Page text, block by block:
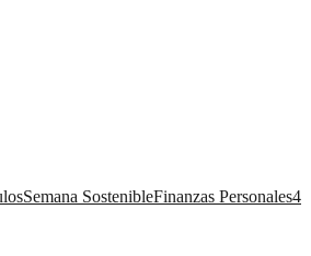
Semana SostenibleFinanzas Personales4